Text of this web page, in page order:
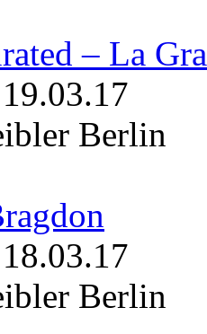
– La
19.03.17
Berlin
18.03.17
Berlin